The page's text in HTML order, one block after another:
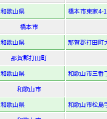
和歌山県
橋本市東家4-
橋本市
和歌山県
那賀郡打田町
那賀郡打田町
和歌山県
和歌山市三番
和歌山市
和歌山県
和歌山市松島